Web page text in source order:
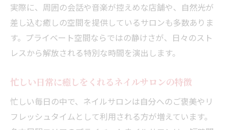
プライベートサロンが人気の理由を徹底解
説
自分時間を大切にできるサロンの見つけ方
上質な時間を過ごせる隠れ家的サロンの魅力と
ひととき
隠れ家的サロンの魅力とその選び方のポイ
実際に、周囲の会話や音楽が控えめな店舗や、自然光が
差し込む癒しの空間を提供しているサロンも多数ありま
す。プライベート空間ならではの静けさが、日々のスト
レスから解放される特別な時間を演出します。
忙しい日常に癒しをくれるネイルサロンの特徴
忙しい毎日の中で、ネイルサロンは自分へのご褒美やリ
フレッシュタイムとして利用される方が増えています。